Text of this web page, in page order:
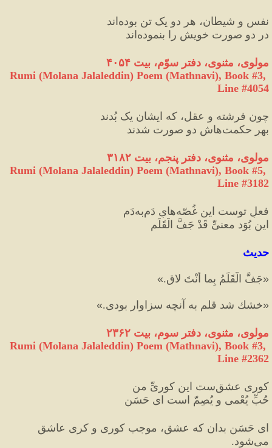
نفس و شیطان، هر دو یک‌ تن بوده‌اند
در دو صورت خویش را بنموده‌اند
مولوی، مثنوی، دفتر سوّم، بیت ۴۰۵۴
Rumi (Molana Jalaleddin) Poem (Mathnavi), Book #3,
Line #4054
چون فرشته و عقل، که ایشان یک بُدند
بهرِ حکمت‌هاش دو صورت شدند
مولوی، مثنوی، دفتر پنجم، بیت ۳۱۸۲
Rumi (Molana Jalaleddin) Poem (Mathnavi), Book #5,
Line #3182
فعلِ توست این غُصّه‌هایِ دَم‌به‌دَم
این بُوَد معنیِّ قَدْ جَفَّ الْقَلَم
حدیث
«جَفَّ الْقَلَمُ بِما أنْتَ لاقٍ.»
«خشك شد قلم به آنچه سزاوار بودی.»
مولوی، مثنوی، دفتر سوم، بیت ۲۳۶۲
Rumi (Molana Jalaleddin) Poem (Mathnavi), Book #3,
Line #2362
کوری عشق‌ست این کوریِّ من
حُبِّ یُعْمی و یُصِمّ است ای حَسَن
می‌شود.